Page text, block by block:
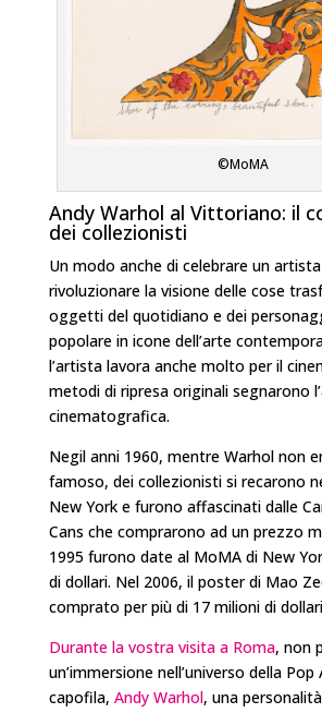
©MoMA
Andy Warhol al Vittoriano: il
dei collezionisti
Un modo anche di celebrare un
rivoluzionare la visione delle cose
oggetti del quotidiano e dei
popolare in icone dell’arte
l’artista lavora anche molto per il
metodi di ripresa originali segnarono
cinematografica.
Negil anni 1960, mentre Warhol non
famoso, dei collezionisti si recarono
New York e furono affascinati dalle
Cans che comprarono ad un prezzo
1995 furono date al MoMA di New
di dollari. Nel 2006, il poster di Mao
comprato per più di 17 milioni di
Durante la vostra visita a Roma, non
un’immersione nell’universo della
capofila, Andy Warhol, una